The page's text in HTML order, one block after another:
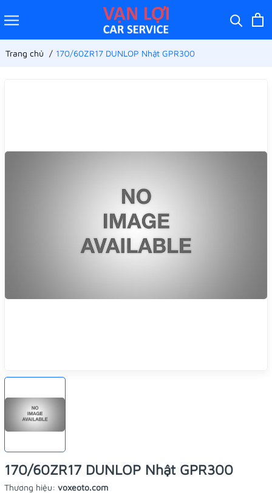
Trang chủ 170/60ZR17 DUNLOP Nhật GPR300
170/60ZR17 DUNLOP Nhật GPR300
Thương hiệu: voxeoto.com